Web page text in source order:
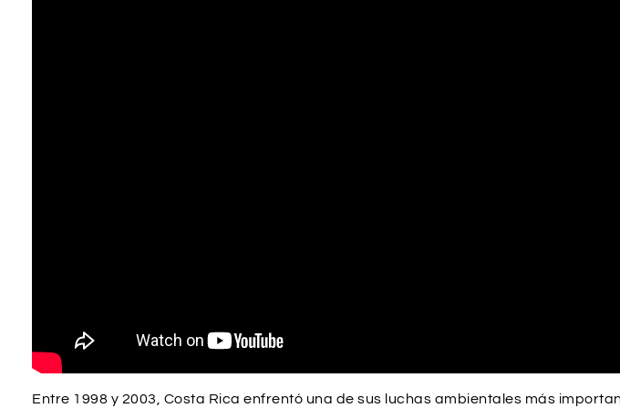
Entre 1998 y 2003, Costa Rica enfrentó una de sus luchas ambientales más